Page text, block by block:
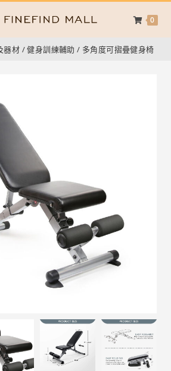
0
器材 /健身訓練輔助 / 多角度可摺疊健身椅